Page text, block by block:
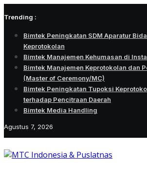
to
Trending :
Bimtek Peningkatan SDM Aparatur
Keprotokolan
Bimtek Manajemen Kehumasan di
Bimtek Manajemen Keprotokolan dan
(Master of Ceremony/MC)
Bimtek Peningkatan Tupoksi
terhadap Pencitraan Daerah
Bimtek Media Handling
Agustus 7, 2026